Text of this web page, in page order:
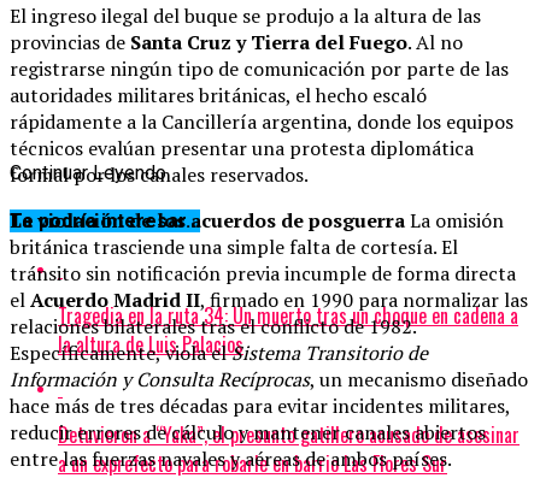
El ingreso ilegal del buque se produjo a la altura de las
provincias de Santa Cruz y Tierra del Fuego. Al no
registrarse ningún tipo de comunicación por parte de las
autoridades militares británicas, el hecho escaló
rápidamente a la Cancillería argentina, donde los equipos
técnicos evalúan presentar una protesta diplomática
formal por los canales reservados.
La violación de los acuerdos de posguerraLa omisión
británica trasciende una simple falta de cortesía. El
tránsito sin notificación previa incumple de forma directa
elAcuerdo Madrid II, firmado en 1990 para normalizar las
relaciones bilaterales tras el conflicto de 1982.
Específicamente, viola elSistema Transitorio de
Información y Consulta Recíprocas, un mecanismo diseñado
hace más de tres décadas para evitar incidentes militares,
reducir errores de cálculo y mantener canales abiertos
entre las fuerzas navales y aéreas de ambos países.
Continuar Leyendo
Te podría interesar...
Tragedia en la ruta 34: Un muerto tras un choque en cadena a
la altura de Luis Palacios
Detuvieron a “Yaka”, el presunto gatillero acusado de asesinar
a un exprefecto para robarle en barrio Las Flores Sur